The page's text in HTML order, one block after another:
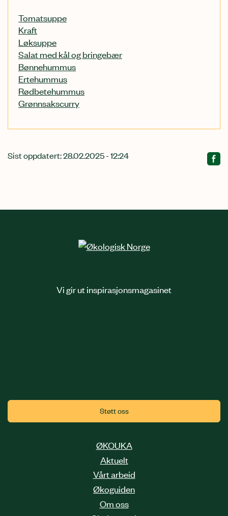
Tomatsuppe
Kraft
Løksuppe
Salat med kål og bringebær
Bønnehummus
Ertehummus
Rødbetehummus
Grønnsakscurry
Sist oppdatert: 28.02.2025 - 12:24
Vi gir ut inspirasjonsmagasinet
Støtt oss
ØKOUKA
Aktuelt
Vårt arbeid
Økoguiden
Om oss